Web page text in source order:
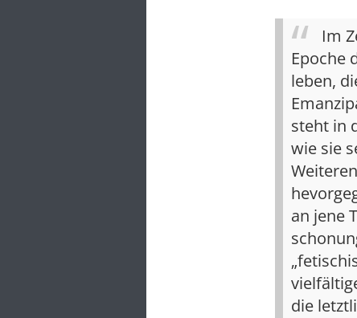
Im
Epoche
leben,
steht in
wie sie
an jene
die